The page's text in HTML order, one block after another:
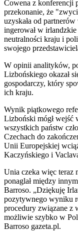
Cowena z konferencji
przekonanie, że
uzyskała od
ingerował w
neutralności kraju i
swojego
W opinii analityków,
Lizbońskiego okazał
gospodarczy, który
ich kraju.
Wynik piątkowego
Lizboński mógł wejść
wszystkich państw
Czechach do
Unii Europejskiej
Kaczyńskiego i
Unia czeka więc teraz
ponaglał między
Barroso. „Dziękuję
pozytywnego wyniku
procedury związane z
możliwie szybko w
Barroso gazeta.pl.